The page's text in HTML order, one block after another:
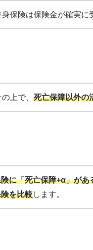
身保険は保険金が確実に
の上で、 死亡保障以外の
に「死亡保障+α」があ
を比較します。